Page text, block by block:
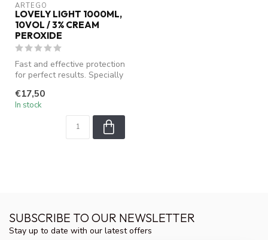
ARTEGO
LOVELY LIGHT 1000ML,
10VOL / 3% CREAM
PEROXIDE
Fast and effective protection
for perfect results. Specially
€17,50
In stock
SUBSCRIBE TO OUR NEWSLETTER
Stay up to date with our latest offers